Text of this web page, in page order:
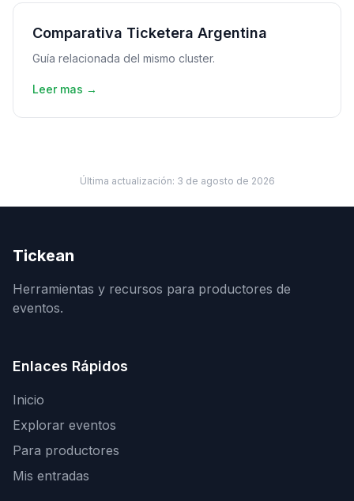
Comparativa Ticketera Argentina
Guía relacionada del mismo cluster.
Leer mas →
Última actualización: 3 de agosto de 2026
Tickean
Herramientas y recursos para productores de
eventos.
Enlaces Rápidos
Inicio
Explorar eventos
Para productores
Mis entradas